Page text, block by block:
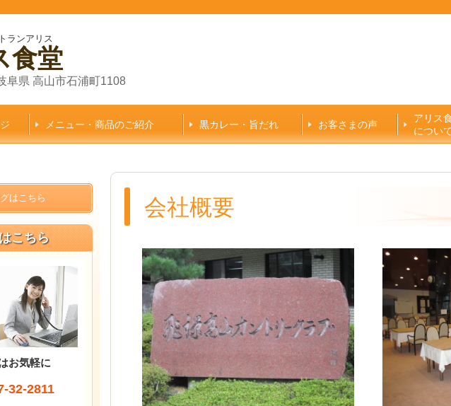
ランアリス
食堂
阜県 高山市石浦町1108
メニュー・商品のご紹介 黒カレー・旨だれ お客さまの声
アリス
につい
会社概要
はこちら
こちら
お気軽に
32-2811